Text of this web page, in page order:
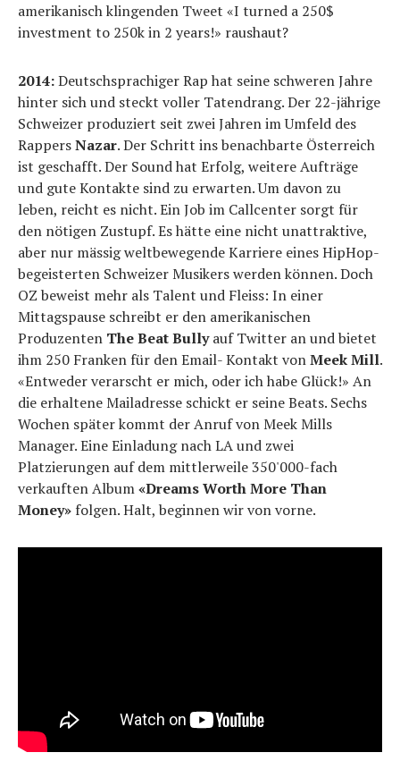
amerikanisch klingenden Tweet «I turned a 250$
investment to 250k in 2 years!» raushaut?
2014:Deutschsprachiger Rap hat seine schweren Jahre
hinter sich und steckt voller Tatendrang. Der 22-jährige
Schweizer produziert seit zwei Jahren im Umfeld des
RappersNazar. Der Schritt ins benachbarte Österreich
ist geschafft. Der Sound hat Erfolg, weitere Aufträge
und gute Kontakte sind zu erwarten. Um davon zu
leben, reicht es nicht. Ein Job im Callcenter sorgt für
den nötigen Zustupf. Es hätte eine nicht unattraktive,
aber nur mässig weltbewegende Karriere eines HipHop-
begeisterten Schweizer Musikers werden können. Doch
OZ beweist mehr als Talent und Fleiss: In einer
Mittagspause schreibt er den amerikanischen
Produzenten The Beat Bullyauf Twitter an und bietet
ihm 250 Franken für den Email- Kontakt vonMeek Mill.
«Entweder verarscht er mich, oder ich habe Glück!» An
die erhaltene Mailadresse schickt er seine Beats. Sechs
Wochen später kommt der Anruf von Meek Mills
Manager. Eine Einladung nach LA und zwei
Platzierungen auf dem mittlerweile 350'000-fach
verkauften Album«Dreams Worth More Than
Money» folgen. Halt, beginnen wir von vorne.